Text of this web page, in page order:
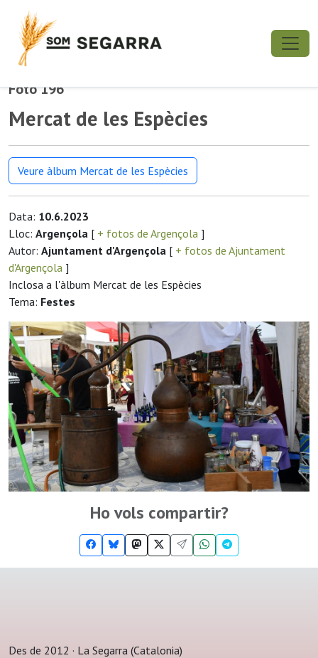
Foto 196
Mercat de les Espècies
Veure àlbum Mercat de les Espècies
Data: 10.6.2023
Lloc: Argençola [ + fotos de Argençola ]
Autor: Ajuntament d'Argençola [ + fotos de Ajuntament
d'Argençola ]
Inclosa a l'àlbum Mercat de les Espècies
Tema: Festes
Ho vols compartir?
Des de 2012 · La Segarra (Catalonia)